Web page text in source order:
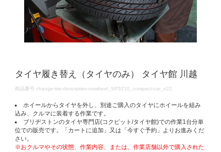
タイヤ履き替え（タイヤのみ） タイヤ館 川越
DETAILS
商品番号 change-tire-desorption-nowheel_SP5210_compact-car_o22
ホイールからタイヤを外し、別途ご購入のタイヤにホイールを組み
込み、クルマに装着する作業です。
ブリヂストンのタイヤ専門店(コクピット/タイヤ館)での作業1台分単
位での販売です。「カートに追加」又は「今すぐ予約」よりお進みくだ
さい。
※おクルマやその状態、作業内容、または、作業店舗以外で購入された